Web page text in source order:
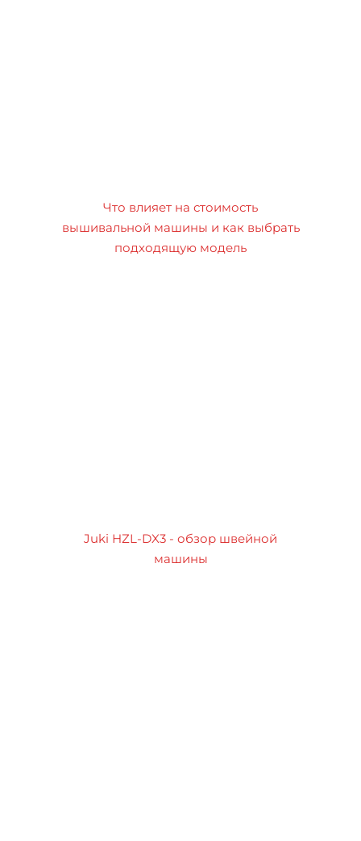
Что влияет на стоимость
вышивальной машины и как выбрать
подходящую модель
Juki HZL-DX3 - обзор швейной
машины